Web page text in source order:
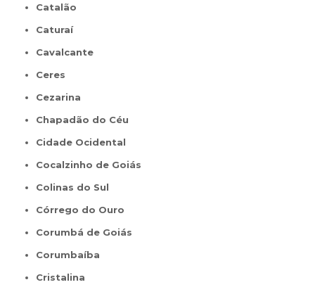
Catalão
Caturaí
Cavalcante
Ceres
Cezarina
Chapadão do Céu
Cidade Ocidental
Cocalzinho de Goiás
Colinas do Sul
Córrego do Ouro
Corumbá de Goiás
Corumbaíba
Cristalina